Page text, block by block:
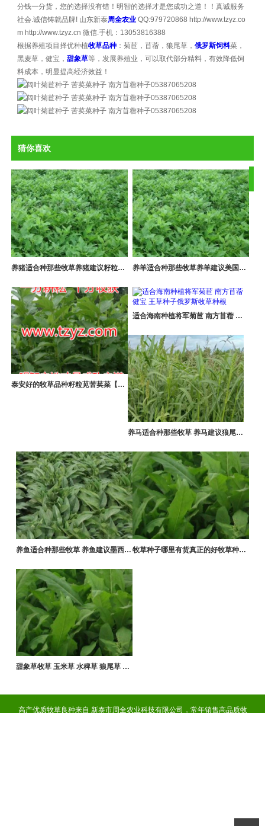
分钱一分货，您的选择没有错！明智的选择才是您成功之道！！真诚服务
社会.诚信铸就品牌! 山东新泰周全农业 QQ:979720868 http://www.tzyz.co
m http://www.tzyz.cn 微信.手机：13053816388
根据养殖项目择优种植牧草品种 ：菊苣，苜蓿，狼尾草，俄罗斯饲料菜，
黑麦草，健宝，甜象草等，发展养殖业，可以取代部分精料，有效降低饲
料成本，明显提高经济效益！
猜你喜欢
养猪适合种那些牧草养猪建议籽粒苋 黑麦草 健宝 俄罗斯饲料菜 养羊适合种那些牧草养羊建议美国王草 健宝 紫花苜蓿 甜象草等
泰安好的牧草品种籽粒苋苦荬菜【***】：黄骅新泰牧草
适合海南种植将军菊苣 南方苜蓿 健宝 王草种子俄罗斯牧草种根
更
多
养马适合种那些牧草 养马建议狼尾草 黑麦草 苦荬菜等
养鱼适合种那些牧草 养鱼建议墨西哥玉米草 苦荬菜 狼尾草等 牧草种子哪里有货真正的好牧草种子来自山东新泰周全农业
甜象草牧草 玉米草 水稗草 狼尾草 健宝
高产优质牧草良种来自 新泰市周全农业科技有限公司，常年销售高品质牧